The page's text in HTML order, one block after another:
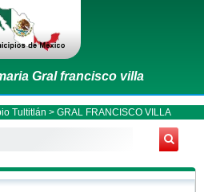
Gral francisco villa
Tultitlán > GRAL FRANCISCO VILLA